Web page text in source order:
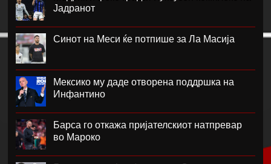
Јадранот
Синот на Меси ќе потпише за Ла Масија
Мексико му даде отворена поддршка на
Инфантино
Барса го откажа пријателскиот натпревар
во Мароко